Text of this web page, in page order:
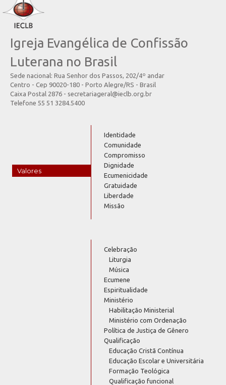
Igreja Evangélica de Confissão
Luterana no Brasil
Sede nacional: Rua Senhor dos Passos, 202/4º andar
Centro - Cep 90020-180 - Porto Alegre/RS - Brasil
Caixa Postal 2876 - secretariageral@ieclb.org.br
Telefone 55 51 3284.5400
Valores
Identidade
Comunidade
Compromisso
Dignidade
Ecumenicidade
Gratuidade
Liberdade
Missão
Celebração
Liturgia
Música
Ecumene
Espiritualidade
Ministério
Habilitação Ministerial
Ministério com Ordenação
Política de Justiça de Gênero
Qualificação
Educação Cristã Contínua
Educação Escolar e Universitária
Formação Teológica
Qualificação funcional